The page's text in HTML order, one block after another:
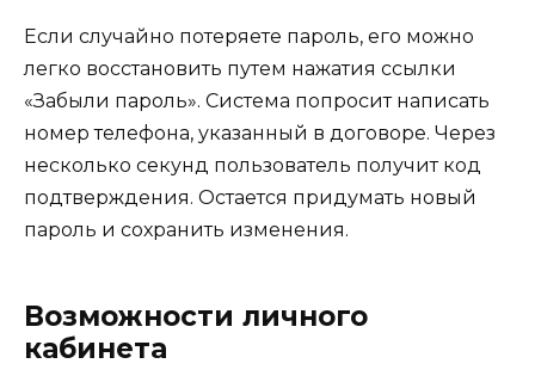
Если случайно потеряете пароль, его можно
легко восстановить путем нажатия ссылки
«Забыли пароль». Система попросит написать
номер телефона, указанный в договоре. Через
несколько секунд пользователь получит код
подтверждения. Остается придумать новый
пароль и сохранить изменения.
Возможности личного
кабинета